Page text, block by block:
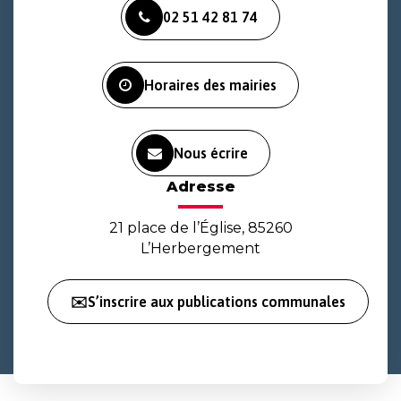
le
compte
le
compte
la
chaîne
02 51 42 81 74
Horaires des mairies
Nous écrire
Adresse
21 place de l’Église, 85260
L’Herbergement
✉️S’inscrire aux publications communales